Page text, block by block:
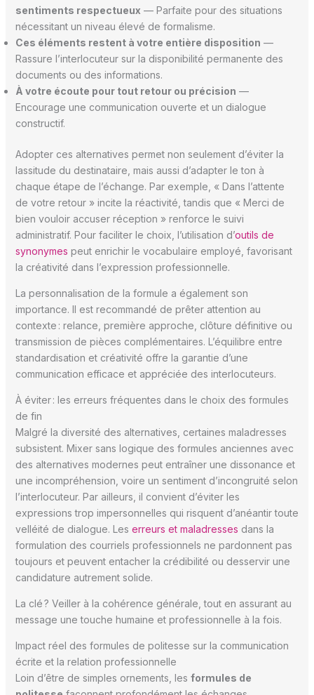
sentiments respectueux — Parfaite pour des situations
nécessitant un niveau élevé de formalisme.
Ces éléments restent à votre entière disposition —
Rassure l’interlocuteur sur la disponibilité permanente des
documents ou des informations.
À votre écoute pour tout retour ou précision —
Encourage une communication ouverte et un dialogue
constructif.
Adopter ces alternatives permet non seulement d’éviter la
lassitude du destinataire, mais aussi d’adapter le ton à
chaque étape de l’échange. Par exemple, « Dans l’attente
de votre retour » incite la réactivité, tandis que « Merci de
bien vouloir accuser réception » renforce le suivi
administratif. Pour faciliter le choix, l’utilisation d’outils de
synonymes peut enrichir le vocabulaire employé, favorisant
la créativité dans l’expression professionnelle.
La personnalisation de la formule a également son
importance. Il est recommandé de prêter attention au
contexte : relance, première approche, clôture définitive ou
transmission de pièces complémentaires. L’équilibre entre
standardisation et créativité offre la garantie d’une
communication efficace et appréciée des interlocuteurs.
À éviter : les erreurs fréquentes dans le choix des formules
de fin
Malgré la diversité des alternatives, certaines maladresses
subsistent. Mixer sans logique des formules anciennes avec
des alternatives modernes peut entraîner une dissonance et
une incompréhension, voire un sentiment d’incongruité selon
l’interlocuteur. Par ailleurs, il convient d’éviter les
expressions trop impersonnelles qui risquent d’anéantir toute
velléité de dialogue. Les erreurs et maladresses dans la
formulation des courriels professionnels ne pardonnent pas
toujours et peuvent entacher la crédibilité ou desservir une
candidature autrement solide.
La clé ? Veiller à la cohérence générale, tout en assurant au
message une touche humaine et professionnelle à la fois.
Impact réel des formules de politesse sur la communication
écrite et la relation professionnelle
Loin d’être de simples ornements, les formules de